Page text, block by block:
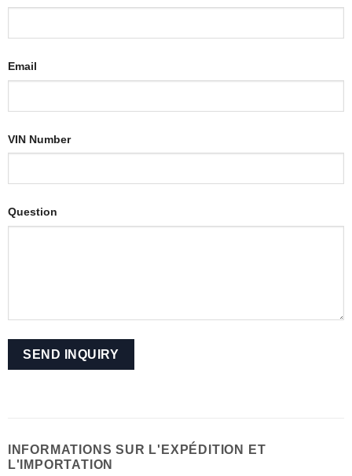
Email
VIN Number
Question
INFORMATIONS SUR L'EXPÉDITION ET
L'IMPORTATION